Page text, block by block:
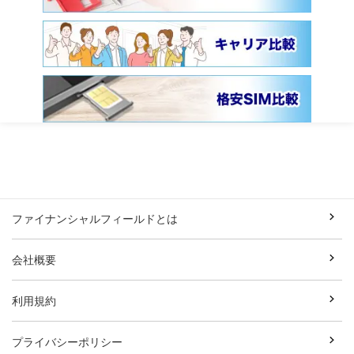
ファイナンシャルフィールドとは
会社概要
利用規約
プライバシーポリシー